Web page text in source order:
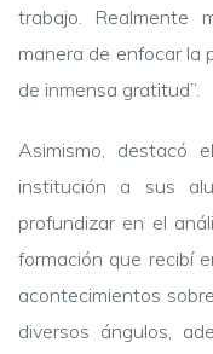
trabajo. Realmente
manera de enfocar la
de inmensa gratitud”.
Asimismo, destacó
institución a sus
profundizar en el
formación que recibí
acontecimientos
diversos ángulos,